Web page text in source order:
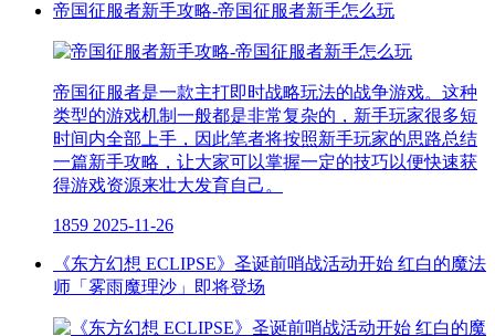
帝国征服者新手攻略-帝国征服者新手怎么玩
帝国征服者是一款主打即时战略玩法的战争游戏。这种
类型的游戏机制一般都是非常复杂的，新手玩家很多短
时间内全部上手，因此笔者将按照新手玩家的思路总结
一篇新手攻略，让大家可以掌握一定的技巧以便快速获
得游戏资源来壮大发育自己。
1859 2025-11-26
《东方幻想 ECLIPSE》圣诞前哨战活动开始 红白的魔法
师「雾雨魔理沙」即将登场